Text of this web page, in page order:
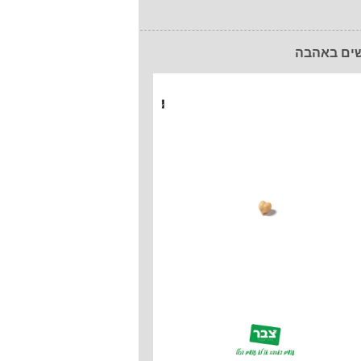
באהבה